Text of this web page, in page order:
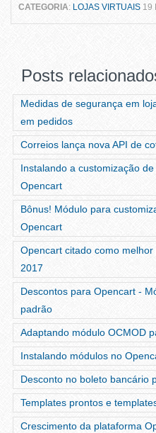
CATEGORIA: LOJAS VIRTUAIS 19
Posts
Medidas de segurança em
em pedidos
Correios lança nova API de
Instalando a customização
Opencart
Bônus! Módulo para
Opencart
Opencart citado como
2017
Descontos para Opencart -
padrão
Adaptando módulo OCMOD
Instalando módulos no
Desconto no boleto bancário
Templates prontos e
Crescimento da plataforma